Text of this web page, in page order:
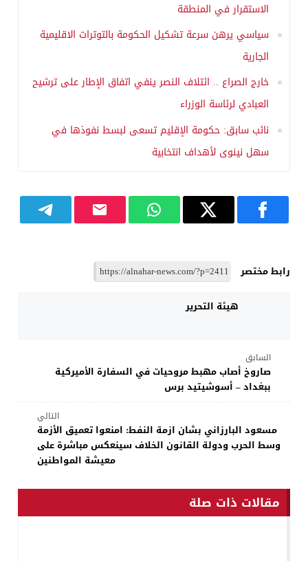
الاستقرار في المنطقة
سياسي يرهن سرعة تشكيل الحكومة بالتوترات الاقليمية
الجارية
خارج الصراع .. ائتلاف النصر ينفي اتفاق الإطار على ترشيح
العبادي لرئاسة الوزراء
نائب سابق: حكومة الإقليم تسعى لبسط نفوذها في
سهل نينوى لأهداف انتخابية
رابط مختصر
هيئة التحرير
السابق
صاروخ أصاب مهبط مروحيات في السفارة الأميركية
ببغداد – أسوشيتيد برس
التالي
مسعود البارزاني بشان ازمة النفط: امنعوا تعميق الأزمة
وسط الحرب ودولة القانون الخلاف سينعكس مباشرة على
معيشة المواطنين
مقالات ذات صلة